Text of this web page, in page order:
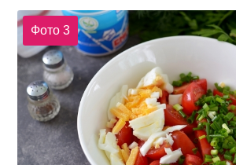
Фото 3